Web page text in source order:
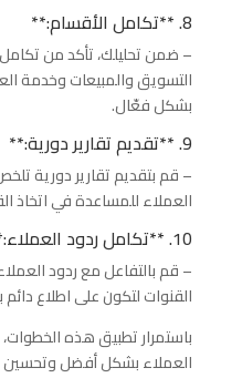
8. **تكامل الأقسام:**
– ضمن تحليلك، تأكد من
التسويق والمبيعات وخدمة
بشكل فعّال.
9. **تقديم تقارير دورية:**
– قم بتقديم تقارير دورية
العملاء للمساعدة في اتخاذ
10. **تكامل ردود العملاء:**
– قم بالتفاعل مع ردود
القنوات لتكون على اطلاع
باستمرار تطبيق هذه
العملاء بشكل أفضل وتحسين